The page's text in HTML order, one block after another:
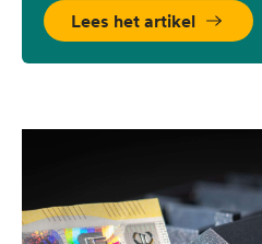
Lees het artikel